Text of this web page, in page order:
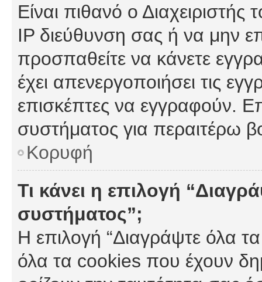
Είναι πιθανό ο
IP διεύθυνση σας ή να μην
προσπαθείτε να κάνετε
έχει απενεργοποιήσει τις
επισκέπτες να εγγραφούν.
συστήματος για περαιτέρω
Κορυφή
Τι κάνει η επιλογή
συστήματος”;
Η επιλογή “Διαγράψτε όλα
όλα τα cookies που έχουν